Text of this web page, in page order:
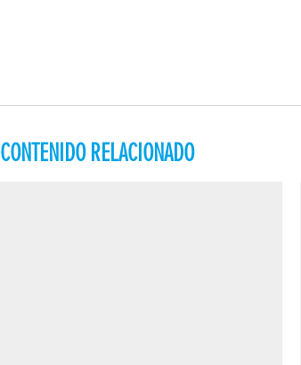
CONTENIDO RELACIONADO